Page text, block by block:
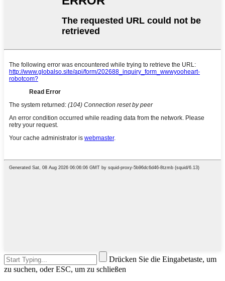
Drücken Sie die Eingabetaste, um
zu suchen, oder ESC, um zu schließen